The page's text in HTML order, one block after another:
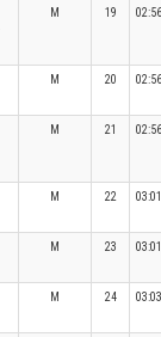
M 19
M 20
M 21
M 22
M 23
M 24